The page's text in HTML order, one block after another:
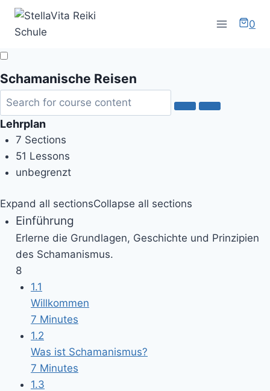
Zum
springen
0
Schamanische Reisen
Lehrplan
7 Sections
51 Lessons
unbegrenzt
Expand all sectionsCollapse all sections
Einführung
Erlerne die Grundlagen, Geschichte und Prinzipien
des Schamanismus.
8
1.1
Willkommen
7 Minutes
1.2
Was ist Schamanismus?
7 Minutes
1.3